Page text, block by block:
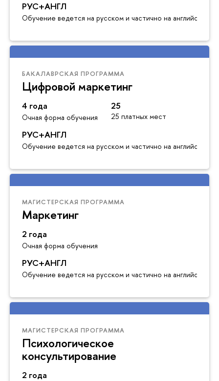
РУС+АНГЛ
Обучение ведется на русском и частично на английском
БАКАЛАВРСКАЯ ПРОГРАММА
Цифровой маркетинг
4 года
Очная форма обучения
25
25 платных мест
РУС+АНГЛ
Обучение ведется на русском и частично на английском
МАГИСТЕРСКАЯ ПРОГРАММА
Маркетинг
2 года
Очная форма обучения
РУС+АНГЛ
Обучение ведется на русском и частично на английском
МАГИСТЕРСКАЯ ПРОГРАММА
Психологическое
консультирование
2 года